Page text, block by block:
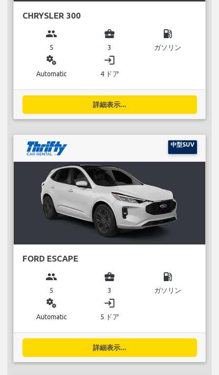
CHRYSLER 300
group
5
business_center
3
local_gas_station
ガソリン
miscellaneous_services
Automatic
login
4 ドア
詳細表示...
中型SUV
FORD ESCAPE
group
5
business_center
3
local_gas_station
ガソリン
miscellaneous_services
Automatic
login
5 ドア
詳細表示...